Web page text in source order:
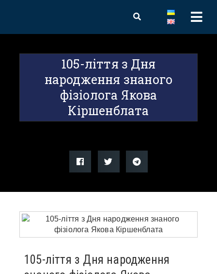
105-ліття з Дня
народження знаного
фізіолога Якова
Кіршенблата
105-ліття з Дня народження